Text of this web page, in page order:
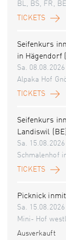
BL, BS, FR,
TICKETS
Seifenkurs
in Hägendorf
Sa. 08.08.2026
Alpaka Hof
TICKETS
Seifenkurs
Landiswil (BE)
Sa. 15.08.2026
Schmalenhof
TICKETS
Picknick
Sa. 15.08.2026
Mini- Hof
Ausverkauft